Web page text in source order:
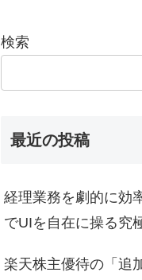
検索
最近の投稿
経理業務を劇的に効
でUIを自在に操る究
楽天株主優待の「追